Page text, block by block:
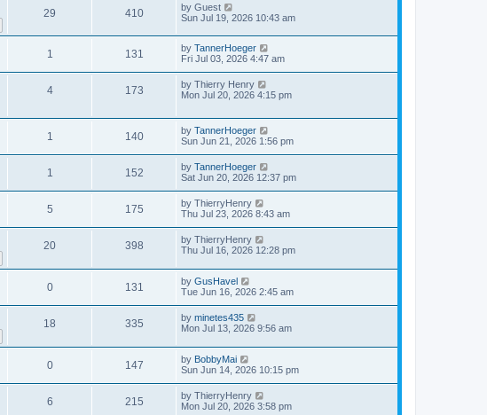
29 410 by Guest
Sun Jul 19, 2026 10:43 am
1 131 by TannerHoeger
Fri Jul 03, 2026 4:47 am
4 173 by Thierry Henry
Mon Jul 20, 2026 4:15 pm
1 140 by TannerHoeger
Sun Jun 21, 2026 1:56 pm
1 152 by TannerHoeger
Sat Jun 20, 2026 12:37 pm
5 175 by ThierryHenry
Thu Jul 23, 2026 8:43 am
20 398 by ThierryHenry
Thu Jul 16, 2026 12:28 pm
0 131 by GusHavel
Tue Jun 16, 2026 2:45 am
18 335 by minetes435
Mon Jul 13, 2026 9:56 am
0 147 by BobbyMai
Sun Jun 14, 2026 10:15 pm
6 215 by ThierryHenry
Mon Jul 20, 2026 3:58 pm